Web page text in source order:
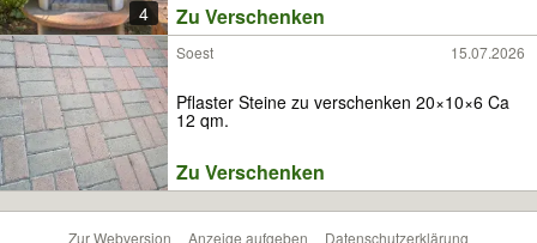
4 Zu Verschenken
Soest 15.07.2026
Pflaster Steine zu verschenken 20×10×6 Ca
12 qm.
Zu Verschenken
Zur Webversion Anzeige aufgeben Datenschutzerklärung